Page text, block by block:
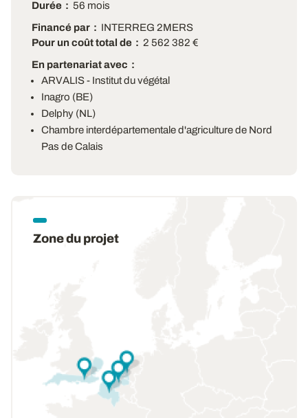
Durée
56 mois
Financé par
INTERREG 2MERS
Pour un coût total de
2 562 382 €
En partenariat avec
ARVALIS - Institut du végétal
Inagro (BE)
Delphy (NL)
Chambre interdépartementale d'agriculture de Nord
Pas de Calais
Zone du projet